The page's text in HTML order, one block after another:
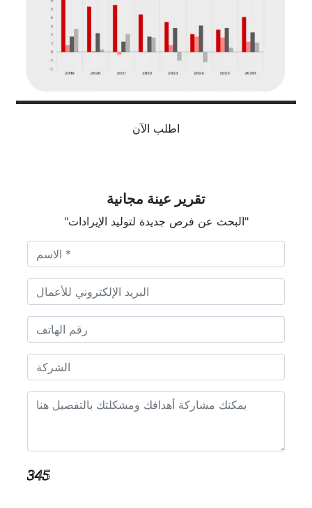
اطلب الآن
تقرير عينة مجانية
"البحث عن فرص جديدة لتوليد الإيرادات"